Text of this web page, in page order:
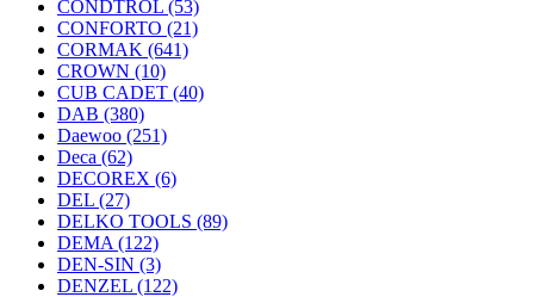
CONDTROL (53)
CONFORTO (21)
CORMAK (641)
CROWN (10)
CUB CADET (40)
DAB (380)
Daewoo (251)
Deca (62)
DECOREX (6)
DEL (27)
DELKO TOOLS (89)
DEMA (122)
DEN-SIN (3)
DENZEL (122)